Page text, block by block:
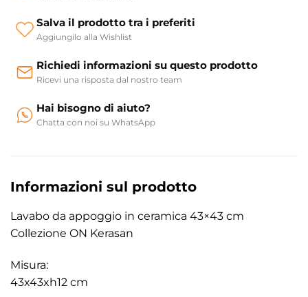
Salva il prodotto tra i preferiti
Aggiungilo alla Wishlist
Richiedi informazioni su questo prodotto
Ricevi una risposta dal nostro team
Hai bisogno di aiuto?
Chatta con noi su WhatsApp
Informazioni sul prodotto
Lavabo da appoggio in ceramica 43×43 cm
Collezione ON Kerasan
Misura:
43x43xh12 cm